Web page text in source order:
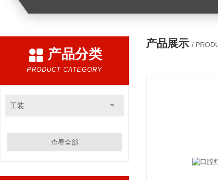
产品分类
PRODUCT CATEGORY
工装
查看全部
产品展示 /